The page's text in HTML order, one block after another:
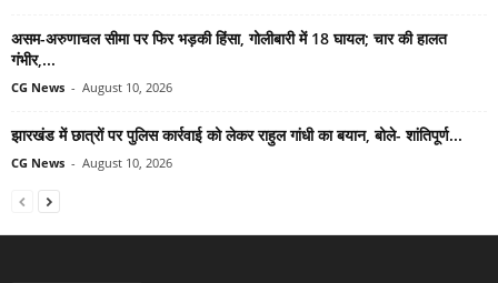
असम-अरुणाचल सीमा पर फिर भड़की हिंसा, गोलीबारी में 18 घायल; चार की हालत
गंभीर,...
CG News - August 10, 2026
झारखंड में छात्रों पर पुलिस कार्रवाई को लेकर राहुल गांधी का बयान, बोले- शांतिपूर्ण...
CG News - August 10, 2026